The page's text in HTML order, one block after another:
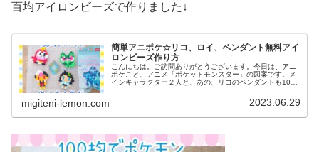
百均アイロンビーズで作りました↓
簡単アニポケ☆リコ、ロイ、ペンダント無料アイ
ロンビーズ作り方
こんにちは。ご訪問ありがとうございます。今日は、アニ
ポケこと、アニメ「ポケットモンスター」の図案です。メ
インキャラクター２人と、あの、リコのペンダントも100
migiteni-lemon.com 2023.06.29